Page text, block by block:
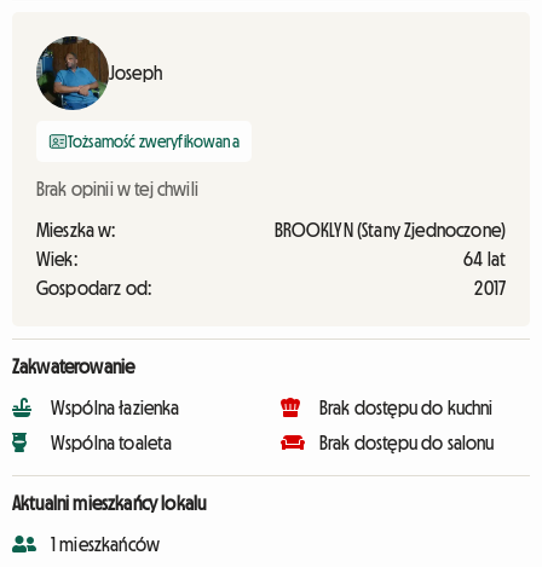
Joseph
Tożsamość zweryfikowana
Brak opinii w tej chwili
Mieszka w:
BROOKLYN (Stany Zjednoczone)
Wiek:
64 lat
Gospodarz od:
2017
Zakwaterowanie
Wspólna łazienka
Wspólna toaleta
Brak dostępu do kuchni
Brak dostępu do salonu
Aktualni mieszkańcy lokalu
1 mieszkańców